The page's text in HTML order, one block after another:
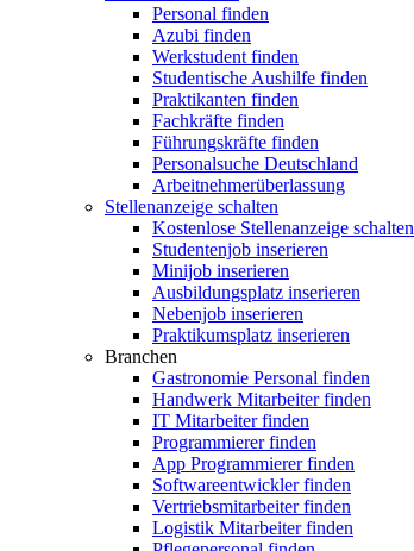
Personal finden
Azubi finden
Werkstudent finden
Studentische Aushilfe finden
Praktikanten finden
Fachkräfte finden
Führungskräfte finden
Personalsuche Deutschland
Arbeitnehmerüberlassung
Stellenanzeige schalten
Kostenlose Stellenanzeige schalten
Studentenjob inserieren
Minijob inserieren
Ausbildungsplatz inserieren
Nebenjob inserieren
Praktikumsplatz inserieren
Branchen
Gastronomie Personal finden
Handwerk Mitarbeiter finden
IT Mitarbeiter finden
Programmierer finden
App Programmierer finden
Softwareentwickler finden
Vertriebsmitarbeiter finden
Logistik Mitarbeiter finden